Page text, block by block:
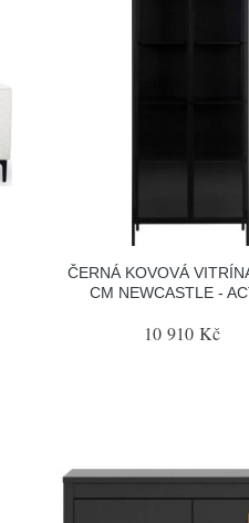
ČERNÁ KOVOVÁ
CM NEWCASTLE -
10 910 Kč